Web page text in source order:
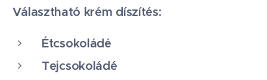
Választható krém díszítés:
Étcsokoládé
Tejcsokoládé